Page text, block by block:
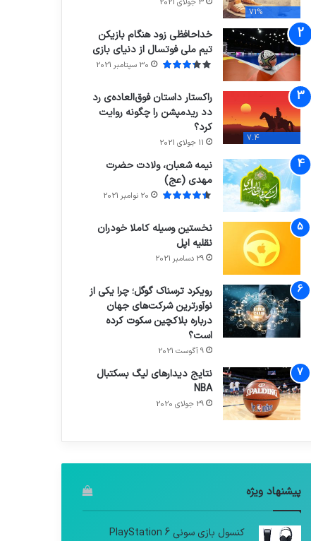
71%
3 جولای 2021
خداحافظی زود هنگام بازیکن
تیم ملی فوتسال از دنیای بازی
30 سپتامبر 2021
7.4
راکستار داستان فوق‌العاده‌ی رد
دد ریدمپشن را چگونه روایت
کرد؟
11 جولای 2021
نیمه شعبان، ولادت حضرت
مهدی (عج)
20 نوامبر 2021
نخستین وسیله کاملا خودران
نقلیه اپل
29 دسامبر 2021
رویکرد ترسناک گوگل؛ چرا یکی از
نوآورترین شرکت‌های جهان
درباره بلاکچین سکوت کرده
است؟
9 آگوست 2021
نتایج دیدار‌های لیگ بسکتبال
NBA
29 جولای 2020
پیشنهاد ویژه
کنسول بازی سونی PlayStation 6